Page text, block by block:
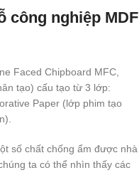
công nghiệp MDF
Faced Chipboard MFC,
tạo) cấu tạo từ 3 lớp:
Paper (lớp phim tạo
số chất chống ẩm được nhà
ta có thể nhìn thấy các